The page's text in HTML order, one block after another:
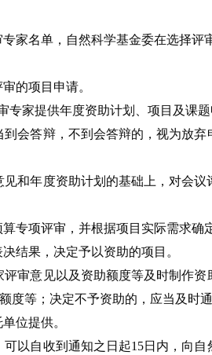
家名单，自然科学基金委在选择评
的项目申请。
家提供年度资助计划、项目及课
会答辩，不到会答辩的，视为放
和年度资助计划的基础上，对会
专项评审，并根据项目实际需求确
结果，决定予以资助的项目。
审意见以及资助额度等及时制作
等；决定不予资助的，应当及时
位提供。
以自收到通知之日起15日内，向